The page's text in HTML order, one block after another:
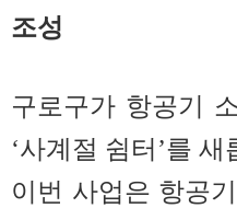
조성
구로구가 항공기
‘사계절 쉼터’를
이번 사업은 항공